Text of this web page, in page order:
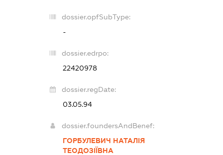
dossier.opfSubType:
-
dossier.edrpo:
22420978
dossier.regDate:
03.05.94
dossier.foundersAndBenef:
ГОРБУЛЕВИЧ НАТАЛІЯ
ТЕОДОЗІЇВНА